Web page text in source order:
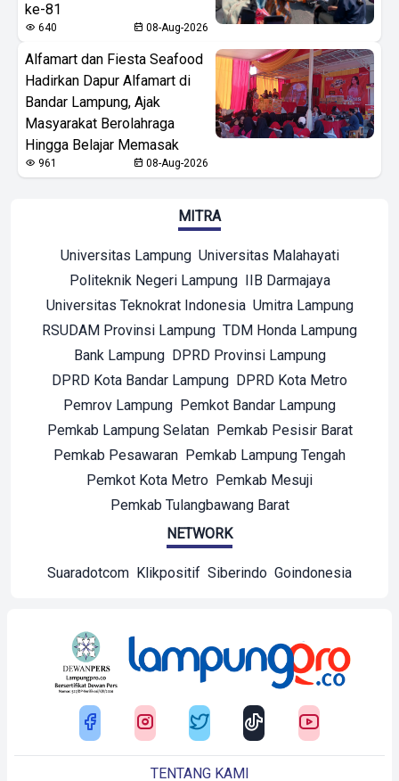
ke-81
640 08-Aug-2026
Alfamart dan Fiesta Seafood
Hadirkan Dapur Alfamart di
Bandar Lampung, Ajak
Masyarakat Berolahraga
Hingga Belajar Memasak
961 08-Aug-2026
MITRA
Universitas Lampung Universitas Malahayati
Politeknik Negeri Lampung
IIB Darmajaya
Universitas Teknokrat Indonesia Umitra Lampung
RSUDAM Provinsi Lampung TDM Honda Lampung
Bank Lampung
DPRD Provinsi Lampung
DPRD Kota Bandar Lampung DPRD Kota Metro
Pemrov Lampung Pemkot Bandar Lampung
Pemkab Lampung Selatan
Pemkab Pesisir Barat
Pemkab Pesawaran Pemkab Lampung Tengah
Pemkot Kota Metro Pemkab Mesuji
Pemkab Tulangbawang Barat
NETWORK
Suaradotcom Klikpositif Siberindo Goindonesia
TENTANG KAMI